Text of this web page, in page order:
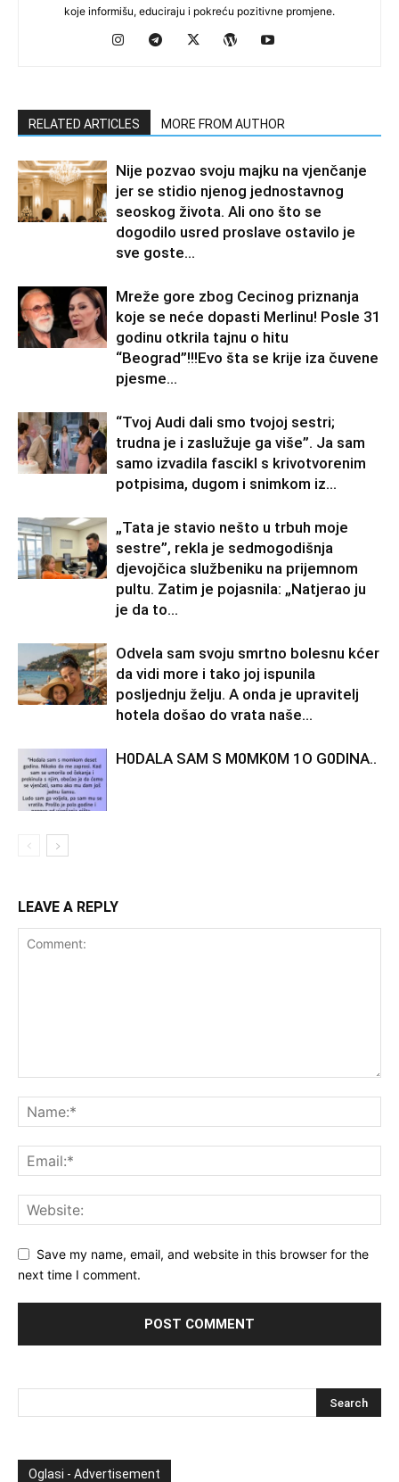
koje informišu, educiraju i pokreću pozitivne promjene.
RELATED ARTICLES MORE FROM AUTHOR
Nije pozvao svoju majku na vjenčanje
jer se stidio njenog jednostavnog
seoskog života. Ali ono što se
dogodilo usred proslave ostavilo je
sve goste...
Mreže gore zbog Cecinog priznanja
koje se neće dopasti Merlinu! Posle 31
godinu otkrila tajnu o hitu
“Beograd”!!!Evo šta se krije iza čuvene
pjesme...
“Tvoj Audi dali smo tvojoj sestri;
trudna je i zaslužuje ga više”. Ja sam
samo izvadila fascikl s krivotvorenim
potpisima, dugom i snimkom iz...
„Tata je stavio nešto u trbuh moje
sestre”, rekla je sedmogodišnja
djevojčica službeniku na prijemnom
pultu. Zatim je pojasnila: „Natjerao ju
je da to...
Odvela sam svoju smrtno bolesnu kćer
da vidi more i tako joj ispunila
posljednju želju. A onda je upravitelj
hotela došao do vrata naše...
H0DALA SAM S M0MK0M 1O G0DINA..
LEAVE A REPLY
Save my name, email, and website in this browser for the
next time I comment.
Oglasi - Advertisement